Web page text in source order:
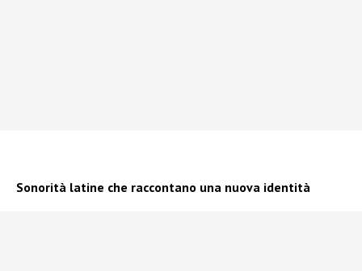
Sonorità latine che raccontano una nuova identità